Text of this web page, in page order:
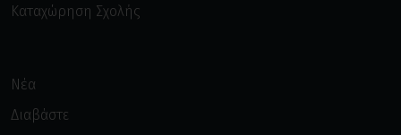
Καταχώρηση Σχολής
Νέα
Διαβάστε